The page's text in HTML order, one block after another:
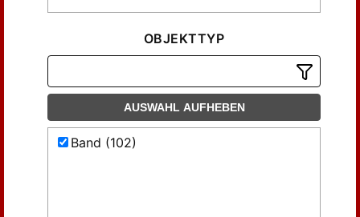
OBJEKTTYP
AUSWAHL AUFHEBEN
Band (102)